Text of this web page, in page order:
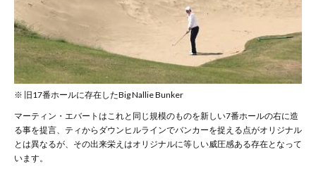
※ 旧17番ホールに存在したBig Nallie Bunker
マーティン・エバートはこれと同じ規模のものを新しい7番ホールの右に造
る事を提言、ティからダウンヒルラインでバンカーを捉える点がオリジナル
とは異なるが、その出来栄えはオリジナルに等しい威圧感ある存在となって
います。